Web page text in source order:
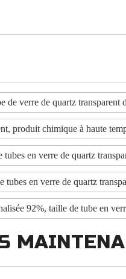
de verre de quartz transparent
produit chimique à haute
tubes en verre de quartz
tubes en verre de quartz
92%, taille de tube en